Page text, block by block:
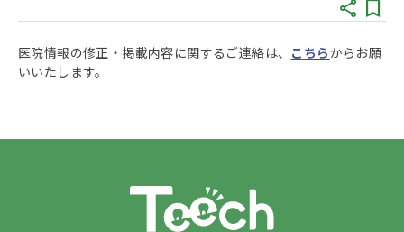
医院情報の修正・掲載内容に関するご連絡は、 こちらからお願
いいたします。